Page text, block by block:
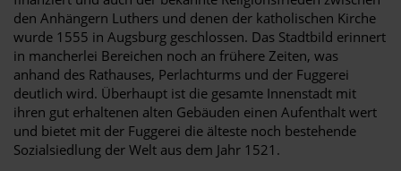
den Anhängern Luthers und denen der katholischen Kirche
wurde 1555 in Augsburg geschlossen. Das Stadtbild erinnert
in mancherlei Bereichen noch an frühere Zeiten, was
anhand des Rathauses, Perlachturms und der Fuggerei
deutlich wird. Überhaupt ist die gesamte Innenstadt mit
ihren gut erhaltenen alten Gebäuden einen Aufenthalt wert
und bietet mit der Fuggerei die älteste noch bestehende
Sozialsiedlung der Welt aus dem Jahr 1521.